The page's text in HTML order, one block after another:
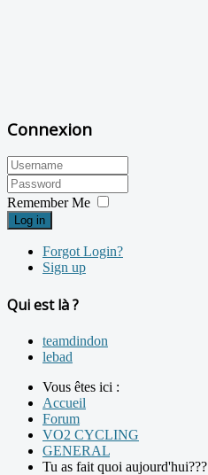
Connexion
Remember Me
Log in
Forgot Login?
Sign up
Qui est là ?
teamdindon
lebad
Vous êtes ici :
Accueil
Forum
VO2 CYCLING
GENERAL
Tu as fait quoi aujourd'hui???